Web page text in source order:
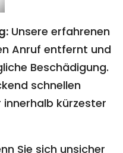
Unsere erfahrenen
Anruf entfernt und
Beschädigung.
schnellen
kürzester
Sie sich unsicher